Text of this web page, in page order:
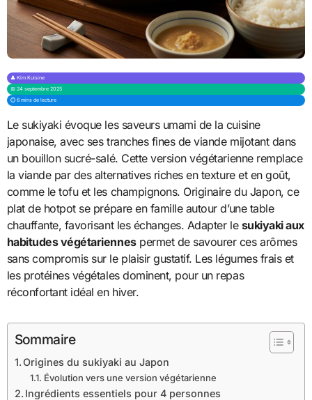
👤 Kim Kuisine
📅 24 septembre 2025
⏱️ 6 mins de lecture
Le sukiyaki évoque les saveurs umami de la cuisine
japonaise, avec ses tranches fines de viande mijotant dans
un bouillon sucré-salé. Cette version végétarienne remplace
la viande par des alternatives riches en texture et en goût,
comme le tofu et les champignons. Originaire du Japon, ce
plat de hotpot se prépare en famille autour d’une table
chauffante, favorisant les échanges. Adapter le sukiyaki aux
habitudes végétariennespermet de savourer ces arômes
sans compromis sur le plaisir gustatif. Les légumes frais et
les protéines végétales dominent, pour un repas
réconfortant idéal en hiver.
Sommaire
Origines du sukiyaki au Japon
Évolution vers une version végétarienne
Ingrédients essentiels pour 4 personnes